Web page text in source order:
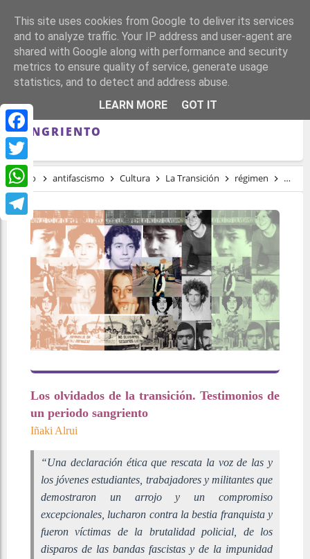
Facebook
Twitter
WhatsApp
Telegram
LOS OLVIDADOS DE LA TRANSICIÓN.
TESTIMONIOS DE UN PERIODO
SANGRIENTO
Inicio antifascismo Cultura La Transición régimen
Los olvidados de la transición. Testimonios de
un periodo sangriento
Iñaki Alrui
“Una declaración ética que rescata la voz de las y
los jóvenes estudiantes, trabajadores y militantes que
demostraron un arrojo y un compromiso
excepcionales, lucharon contra la bestia franquista y
fueron víctimas de la brutalidad policial, de los
disparos de las bandas fascistas y de la impunidad
This site uses cookies from Google to deliver its services
and to analyze traffic. Your IP address and user-agent are
shared with Google along with performance and security
metrics to ensure quality of service, generate usage
statistics, and to detect and address abuse.
LEARN MORE
GOT IT